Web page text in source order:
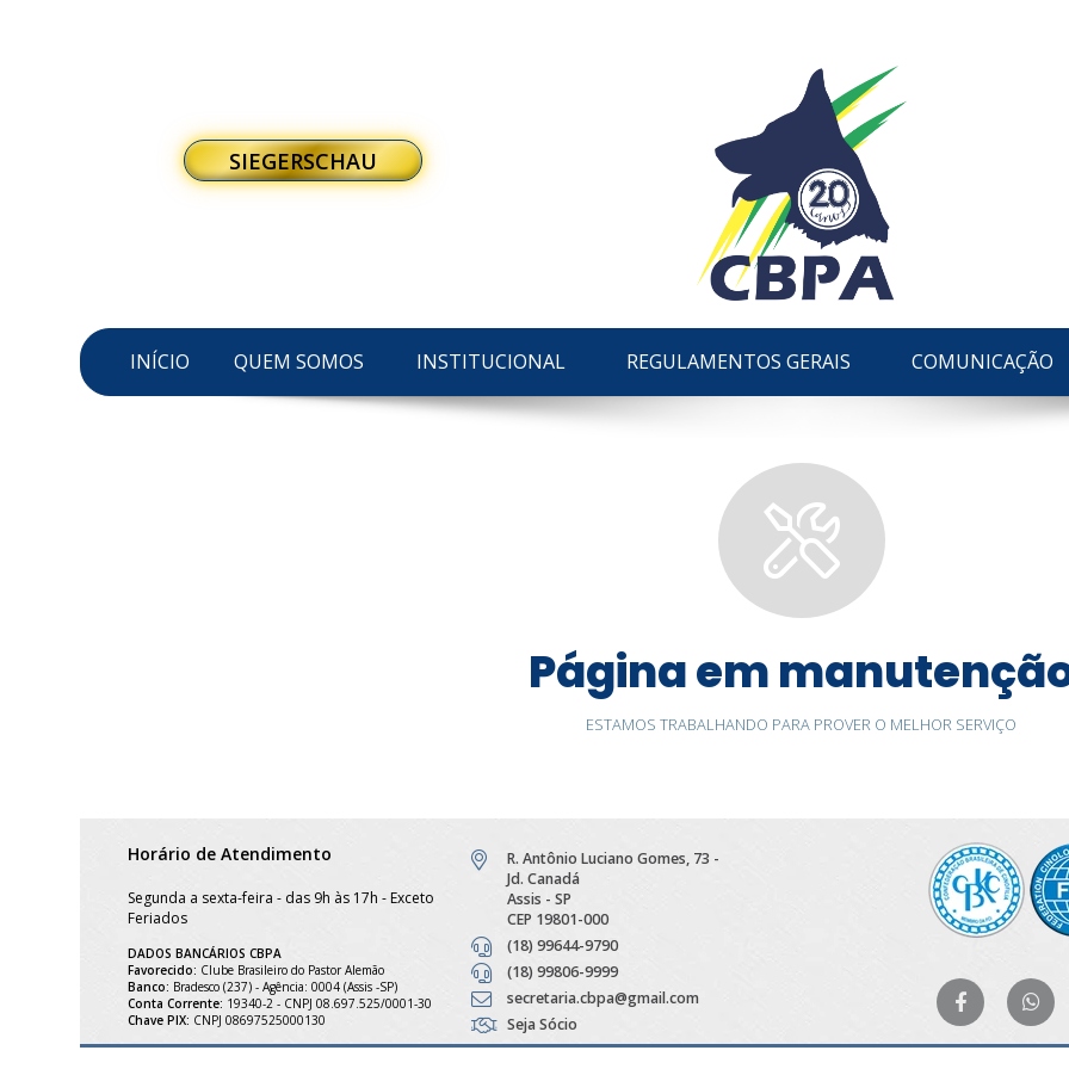
SIEGERSCHAU
INÍCIO QUEM SOMOS INSTITUCIONAL REGULAMENTOS GERAIS COMUNICAÇÃO
Página em
ESTAMOS TRABALHANDO PARA PROVER O MELHOR SERVIÇO
Horário de Atendimento
Segunda a sexta-feira - das 9h às 17h - Exceto
Feriados
DADOS BANCÁRIOS CBPA
Favorecido: Clube Brasileiro do Pastor Alemão
Banco: Bradesco (237) - Agência: 0004 (Assis -SP)
Conta Corrente: 19340-2 - CNPJ 08.697.525/0001-30
Chave PIX: CNPJ 08697525000130
R. Antônio Luciano Gomes, 73 -
Jd. Canadá
Assis - SP
CEP 19801-000
(18) 99644-9790
(18) 99806-9999
secretaria.cbpa@gmail.com
Seja Sócio